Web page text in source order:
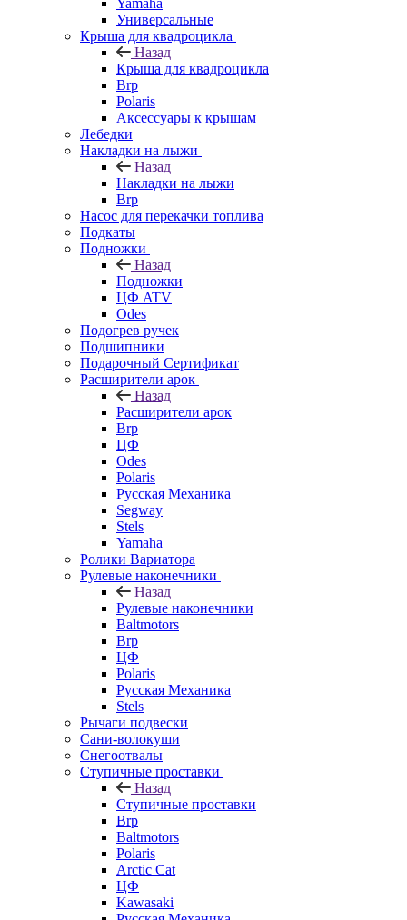
Yamaha
Универсальные
Крыша для квадроцикла
Назад
Крыша для квадроцикла
Brp
Polaris
Аксессуары к крышам
Лебедки
Накладки на лыжи
Назад
Накладки на лыжи
Brp
Насос для перекачки топлива
Подкаты
Подножки
Назад
Подножки
ЦФ ATV
Odes
Подогрев ручек
Подшипники
Подарочный Сертификат
Расширители арок
Назад
Расширители арок
Brp
ЦФ
Odes
Polaris
Русская Механика
Segway
Stels
Yamaha
Ролики Вариатора
Рулевые наконечники
Назад
Рулевые наконечники
Baltmotors
Brp
ЦФ
Polaris
Русская Механика
Stels
Рычаги подвески
Сани-волокуши
Снегоотвалы
Ступичные проставки
Назад
Ступичные проставки
Brp
Baltmotors
Polaris
Arctic Cat
ЦФ
Kawasaki